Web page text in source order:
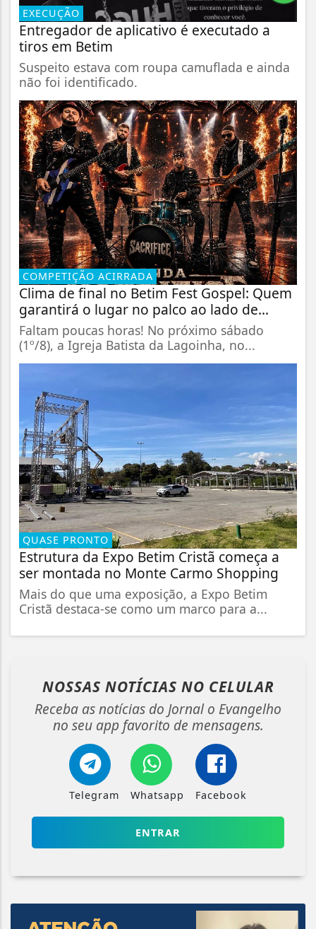
EXECUÇÃO
Entregador de aplicativo é executado a
tiros em Betim
Suspeito estava com roupa camuflada e ainda
não foi identificado.
COMPETIÇÃO ACIRRADA
Clima de final no Betim Fest Gospel: Quem
garantirá o lugar no palco ao lado de...
Faltam poucas horas! No próximo sábado
(1º/8), a Igreja Batista da Lagoinha, no...
QUASE PRONTO
Estrutura da Expo Betim Cristã começa a
ser montada no Monte Carmo Shopping
Mais do que uma exposição, a Expo Betim
Cristã destaca-se como um marco para a...
NOSSAS NOTÍCIAS NO CELULAR
Receba as notícias do Jornal o Evangelho
no seu app favorito de mensagens.
Telegram Whatsapp Facebook
ENTRAR